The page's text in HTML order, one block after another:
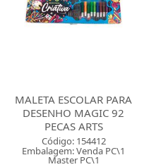
MALETA ESCOLAR PARA
DESENHO MAGIC 92
PECAS ARTS
Código: 154412
Embalagem: Venda PC\1
Master PC\1